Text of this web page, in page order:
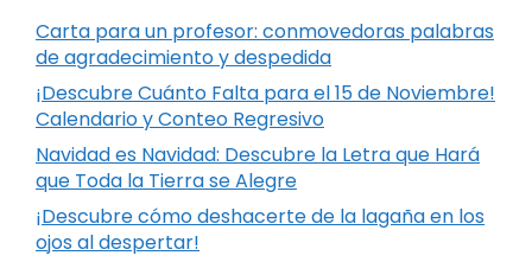
Carta para un profesor: conmovedoras palabras
de agradecimiento y despedida
¡Descubre Cuánto Falta para el 15 de Noviembre!
Calendario y Conteo Regresivo
Navidad es Navidad: Descubre la Letra que Hará
que Toda la Tierra se Alegre
¡Descubre cómo deshacerte de la lagaña en los
ojos al despertar!